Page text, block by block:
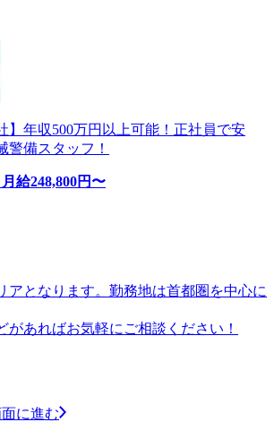
】年収500万円以上可能！正社員で安
警備スタッフ！
月給248,800円〜
アとなります。勤務地は首都圏を中心に
があればお気軽にご相談ください！
に進む